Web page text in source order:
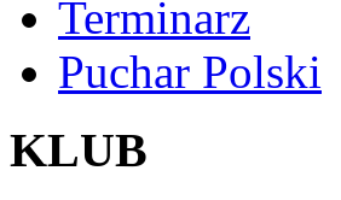
Terminarz
Puchar Polski
KLUB